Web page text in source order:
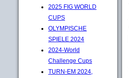
2025 FIG WORLD
CUPS
OLYMPISCHE
SPIELE 2024
2024-World
Challenge Cups
TURN-EM 2024,